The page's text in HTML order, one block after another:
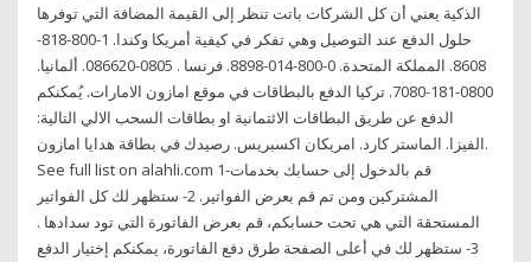
الذكية يعني أن كل الشركات باتت تنظر إلى القيمة المضافة التي توفرها
حلول الدفع عند التوصيل وهي تفكر في كيفية أمريكا وكندا. 1-800-818-
8608. المملكة المتحدة. 0-800-014-8898. فرنسا . 0805-086620. ألمانيا.
0800-181-7080. تركيا الدفع بالبطاقات في موقع امازون الامارات. يُمكنكم
الدفع عن طريق البطاقات الائتمانية او بطاقات السحب الالي التالية:
الفيزا. الماستر كارد. امريكان اكسبريس. رصيدك في بطاقة هدايا امازون.
See full list on alahli.com 1-قم بالدخول إلى حسابك بخدمات
المشتركين ومن تم قم بعرض الفواتير. 2- ستظهر لك كل الفواتير
المستحقة التي هي تحت حسابكم، قم بعرض الفاتورة التي تود سدادها .
3- ستظهر لك في أعلى الصفحة طرق دفع الفاتورة، يمكنكم إختيار الدفع